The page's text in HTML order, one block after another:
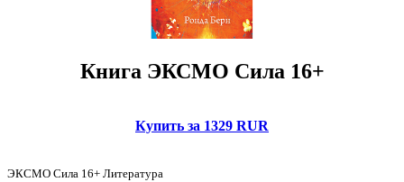
Книга ЭКСМО Сила 16+
Купить за 1329 RUR
ЭКСМО Сила 16+ Литература